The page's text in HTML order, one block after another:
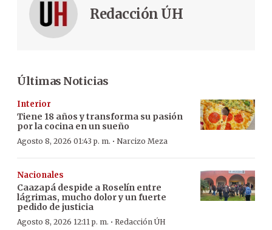
Redacción ÚH
Últimas Noticias
Interior
Tiene 18 años y transforma su pasión
por la cocina en un sueño
Agosto 8, 2026 01:43 p. m. · Narcizo Meza
Nacionales
Caazapá despide a Roselín entre
lágrimas, mucho dolor y un fuerte
pedido de justicia
Agosto 8, 2026 12:11 p. m. · Redacción ÚH